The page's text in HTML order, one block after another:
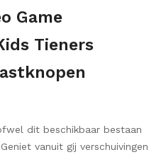
Game
Tieners
dit beschikbaar bestaan
vanuit gij verschuivingen